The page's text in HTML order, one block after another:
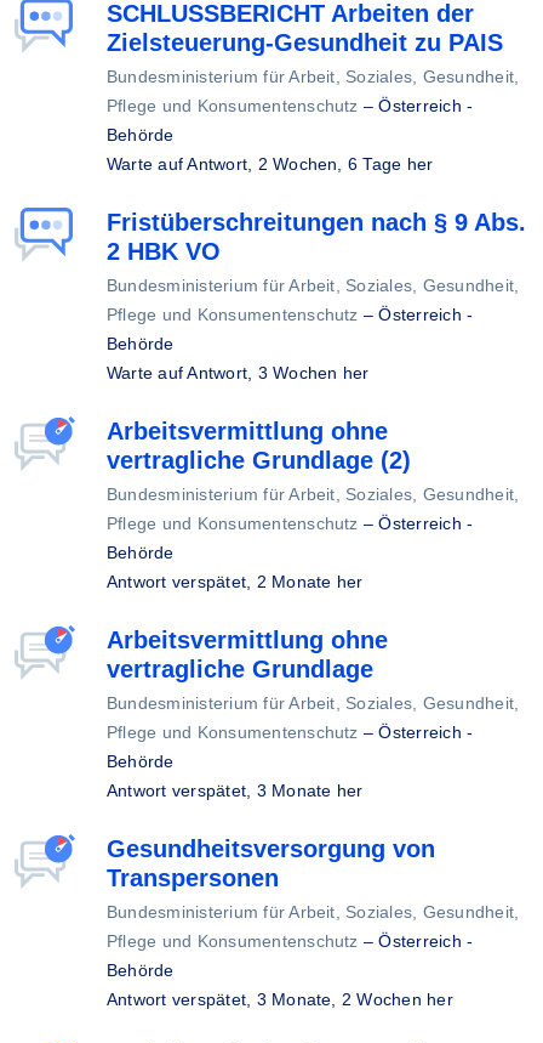
SCHLUSSBERICHT Arbeiten der
Zielsteuerung-Gesundheit zu PAIS
Bundesministerium für Arbeit, Soziales, Gesundheit,
Pflege und Konsumentenschutz –Österreich -
Behörde
Warte auf Antwort, 2 Wochen, 6 Tage her
Fristüberschreitungen nach § 9 Abs.
2 HBK VO
Bundesministerium für Arbeit, Soziales, Gesundheit,
Pflege und Konsumentenschutz –Österreich -
Behörde
Warte auf Antwort, 3 Wochen her
Arbeitsvermittlung ohne
vertragliche Grundlage (2)
Bundesministerium für Arbeit, Soziales, Gesundheit,
Pflege und Konsumentenschutz –Österreich -
Behörde
Antwort verspätet, 2 Monate her
Arbeitsvermittlung ohne
vertragliche Grundlage
Bundesministerium für Arbeit, Soziales, Gesundheit,
Pflege und Konsumentenschutz –Österreich -
Behörde
Antwort verspätet, 3 Monate her
Gesundheitsversorgung von
Transpersonen
Bundesministerium für Arbeit, Soziales, Gesundheit,
Pflege und Konsumentenschutz –Österreich -
Behörde
Antwort verspätet, 3 Monate, 2 Wochen her